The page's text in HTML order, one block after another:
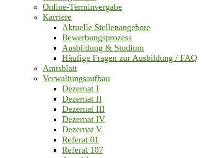
Online-Terminvergabe
Karriere
Aktuelle Stellenangebote
Bewerbungsprozess
Ausbildung & Studium
Häufige Fragen zur Ausbildung / FAQ
Amtsblatt
Verwaltungsaufbau
Dezernat I
Dezernat II
Dezernat III
Dezernat IV
Dezernat V
Referat 01
Referat 107